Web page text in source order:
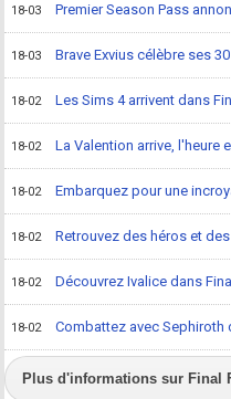
18-03 Premier Season Pass
18-03 Brave Exvius célèbre ses
18-02 Les Sims 4 arrivent dans
18-02 La Valention arrive, l'heure
18-02 Embarquez pour une
18-02 Retrouvez des héros et
18-02 Découvrez Ivalice dans
18-02 Combattez avec Sephiroth
Plus d'informations sur Final